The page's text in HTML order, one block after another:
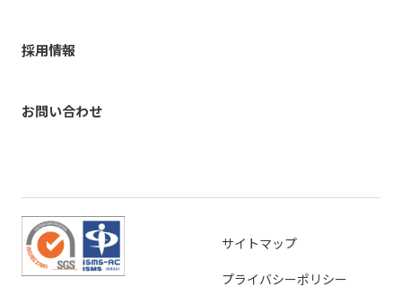
採用情報
お問い合わせ
サイトマップ
プライバシーポリシー